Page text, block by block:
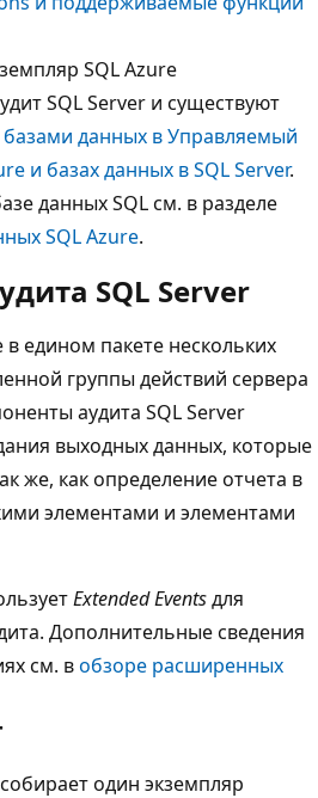
SQL Azure
SQL Server и существуют
данных в Управляемый
и базах данных в SQL Server.
данных SQL см. в разделе
SQL Azure.
SQL Server
едином пакете нескольких
группы действий сервера
аудита SQL Server
выходных данных, которые
же, как определение отчета в
элементами и элементами
Extended Eventsдля
Дополнительные сведения
см. вобзоре расширенных
один экземпляр